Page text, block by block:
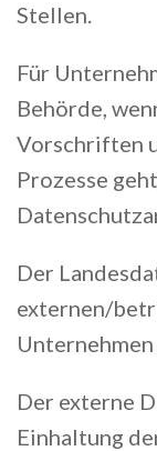
Stellen.
Für
Behörde,
Vorschriften
Prozesse
Der
externen/
Der externe
Einhaltung